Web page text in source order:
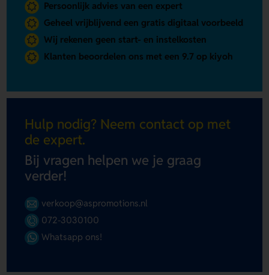
Persoonlijk advies van een expert
Geheel vrijblijvend een gratis digitaal voorbeeld
Wij rekenen geen start- en instelkosten
Klanten beoordelen ons met een 9.7 op kiyoh
Hulp nodig? Neem contact op met
de expert.
Bij vragen helpen we je graag
verder!
verkoop@aspromotions.nl
072-3030100
Whatsapp ons!